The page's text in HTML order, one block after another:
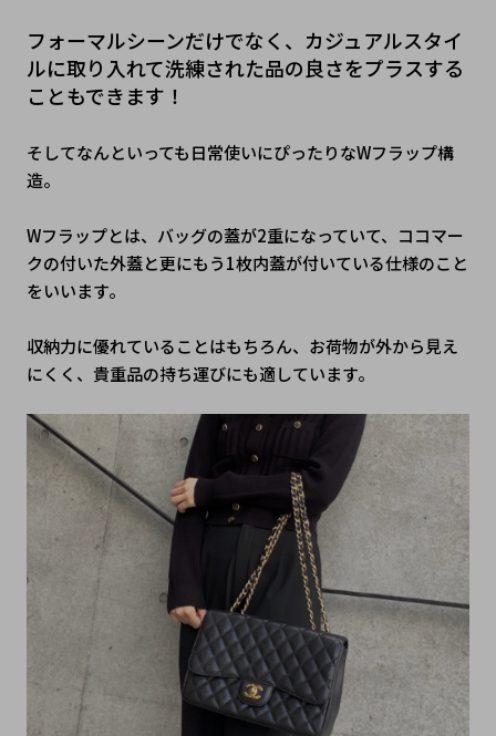
フォーマルシーンだけでなく、カジュアルスタイ
ルに取り入れて洗練された品の良さをプラスする
こともできます！
そしてなんといっても日常使いにぴったりなWフラップ構
造。
Wフラップとは、バッグの蓋が2重になっていて、ココマー
クの付いた外蓋と更にもう1枚内蓋が付いている仕様のこと
をいいます。
収納力に優れていることはもちろん、お荷物が外から見え
にくく、貴重品の持ち運びにも適しています。